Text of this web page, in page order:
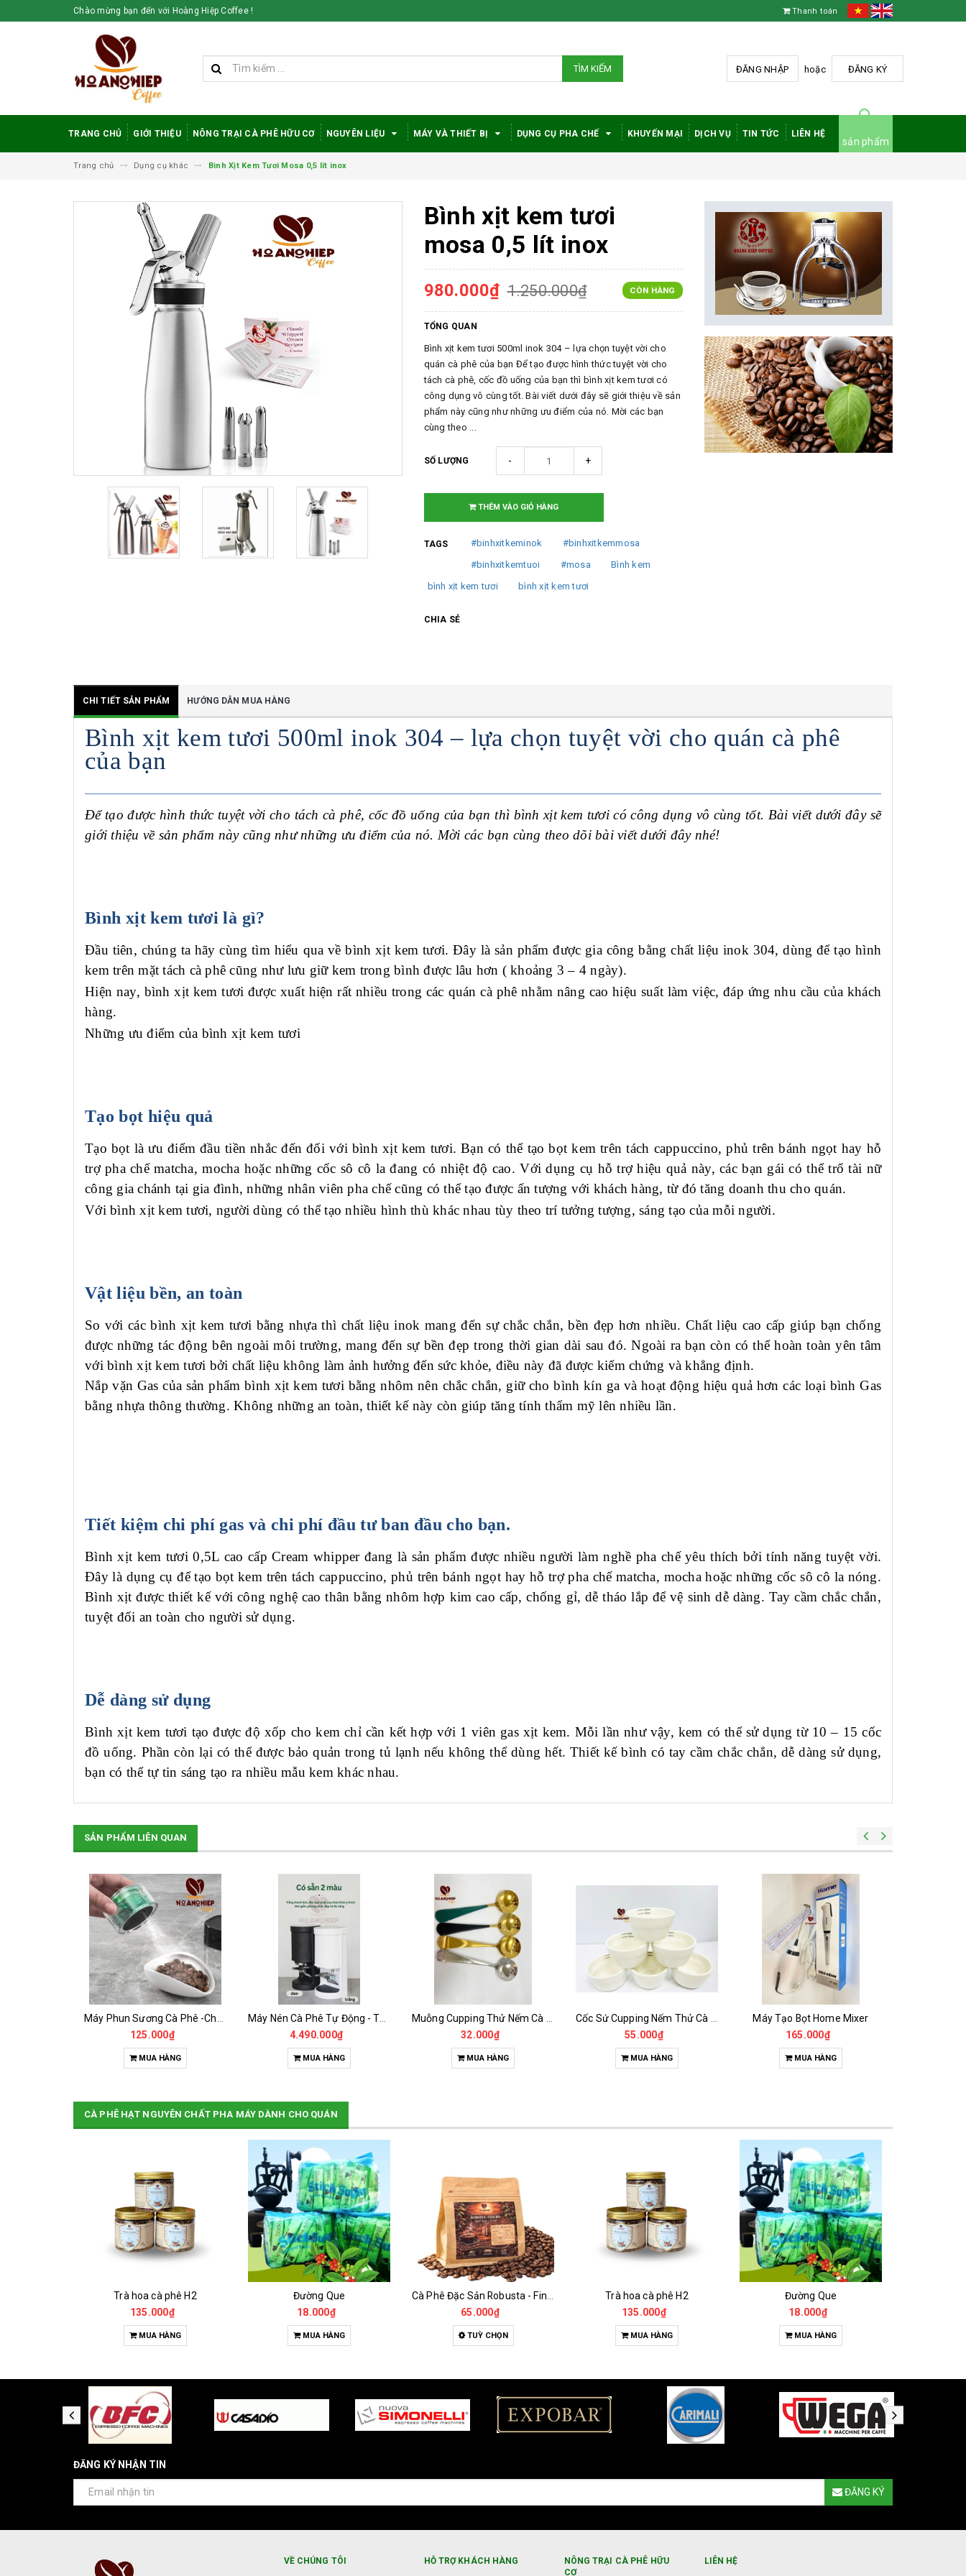
Chào mừng bạn đến với Hoàng Hiệp Coffee ! Thanh toán
TÌM KIẾM ĐĂNG NHẬP hoặc ĐĂNG KÝ
TRANG CHỦ GIỚI THIỆU NÔNG TRẠI CÀ PHÊ HỮU CƠ NGUYÊN LIỆU MÁY VÀ THIẾT BỊ DỤNG CỤ PHA CHẾ KHUYẾN MẠI DỊCH VỤ TIN TỨC LIÊN HỆ
sản phẩm
Trang chủ Dụng cụ khác Bình Xịt Kem Tươi Mosa 0,5 lít inox
Bình xịt kem tươi
mosa 0,5 lít inox
980.000₫ 1.250.000₫ CÒN HÀNG
TỔNG QUAN
Bình xịt kem tươi 500ml inok 304 – lựa chọn tuyệt vời cho
quán cà phê của bạn Để tạo được hình thức tuyệt vời cho
tách cà phê, cốc đồ uống của bạn thì bình xịt kem tươi có
công dụng vô cùng tốt. Bài viết dưới đây sẽ giới thiệu về sản
phẩm này cũng như những ưu điểm của nó. Mời các bạn
cùng theo ...
SỐ LƯỢNG - +
THÊM VÀO GIỎ HÀNG
TAGS #binhxitkeminok
#binhxitkemmosa
#binhxitkemtuoi
#mosa
Bình kem
bình xịt kem tươi
bình xịt kem tươi
CHIA SẺ
CHI TIẾT SẢN PHẨM HƯỚNG DẪN MUA HÀNG
Bình xịt kem tươi 500ml inok 304 – lựa chọn tuyệt vời cho quán cà phê
của bạn
Để tạo được hình thức tuyệt vời cho tách cà phê, cốc đồ uống của bạn thì bình xịt kem tươi có công dụng vô cùng tốt. Bài viết dưới đây sẽ
giới thiệu về sản phẩm này cũng như những ưu điểm của nó. Mời các bạn cùng theo dõi bài viết dưới đây nhé!
Bình xịt kem tươi là gì?
Đầu tiên, chúng ta hãy cùng tìm hiểu qua về bình xịt kem tươi. Đây là sản phẩm được gia công bằng chất liệu inok 304, dùng để tạo hình
kem trên mặt tách cà phê cũng như lưu giữ kem trong bình được lâu hơn ( khoảng 3 – 4 ngày).
Hiện nay, bình xịt kem tươi được xuất hiện rất nhiều trong các quán cà phê nhằm nâng cao hiệu suất làm việc, đáp ứng nhu cầu của khách
hàng.
Những ưu điểm của bình xịt kem tươi
Tạo bọt hiệu quả
Tạo bọt là ưu điểm đầu tiền nhắc đến đối với bình xịt kem tươi.Bạn có thể tạo bọt kem trên tách cappuccino, phủ trên bánh ngọt hay hỗ
trợ pha chế matcha, mocha hoặc những cốc sô cô lađang có nhiệt độ cao. Với dụng cụ hỗ trợ hiệu quả này, các bạn gái có thể trổ tài nữ
công gia chánh tại gia đình, những nhân viên pha chế cũng có thể tạo được ấn tượng với khách hàng, từ đó tăng doanh thu cho quán.
Với bình xịt kem tươi, người dùng có thể tạo nhiều hình thù khác nhau tùy theo trí tưởng tượng, sáng tạo của mỗi người.
Vật liệu bền, an toàn
So với các bình xịt kem tươi bằng nhựa thì chất liệu inok mang đến sự chắc chắn, bền đẹp hơn nhiều. Chất liệu cao cấp giúp bạn chống
được những tác động bên ngoài môi trường, mang đến sự bền đẹp trong thời gian dài sau đó. Ngoài ra bạn còn có thể hoàn toàn yên tâm
với bình xịt kem tươi bởi chất liệu không làm ảnh hưởng đến sức khỏe, điều này đã được kiểm chứng và khẳng định.
Nắp vặn Gascủa sản phẩmbình xịt kem tươi bằng nhôm nên chắc chắn, giữ cho bình kín ga và hoạt động hiệu quả hơn các loại bình Gas
bằng nhựa thông thường. Không những an toàn, thiết kế này còn giúp tăng tính thẩm mỹ lên nhiều lần.
Tiết kiệm chi phí gas và chi phí đầu tư ban đầu cho bạn.
Bình xịt kem tươi 0,5L cao cấp Cream whipper đang là sản phẩm được nhiều người làm nghề pha chế yêu thích bởi tính năng tuyệt vời.
Đây là dụng cụ để tạo bọt kem trên tách cappuccino, phủ trên bánh ngọt hay hỗ trợ pha chế matcha, mocha hoặc những cốc sô cô la nóng.
Bình xịt được thiết kế với công nghệ cao thân bằng nhôm hợp kim cao cấp, chống gỉ, dễ tháo lắp để vệ sinh dễ dàng. Tay cầm chắc chắn,
tuyệt đối an toàn cho người sử dụng.
Dễ dàng sử dụng
Bình xịt kem tươi tạo được độ xốp cho kem chỉ cần kết hợp với 1 viên gas xịt kem. Mỗi lần như vậy, kem có thể sử dụng từ 10 – 15 cốc
đồ uống. Phần còn lại có thểđược bảo quản trong tủ lạnh nếu không thể dùng hết. Thiết kế bình có tay cầm chắc chắn, dễ dàng sử dụng,
bạn có thể tự tin sáng tạo ra nhiều mẫu kem khác nhau.
SẢN PHẨM LIÊN QUAN
125.000₫
MUA HÀNG
Máy Nén Cà Phê Tự Động - Tamper Electric 58MM
4.490.000₫
MUA HÀNG
32.000₫
MUA HÀNG
55.000₫
MUA HÀNG
Máy Tạo Bọt Home Mixer
165.000₫
MUA HÀNG
CÀ PHÊ HẠT NGUYÊN CHẤT PHA MÁY DÀNH CHO QUÁN
Trà hoa cà phê H2
135.000₫
MUA HÀNG
Đường Que
18.000₫
MUA HÀNG
65.000₫
TUỲ CHỌN
Trà hoa cà phê H2
135.000₫
MUA HÀNG
Đường Que
18.000₫
MUA HÀNG
ĐĂNG KÝ NHẬN TIN
ĐĂNG KÝ
VỀ CHÚNG TÔI
HỖ TRỢ KHÁCH HÀNG
NÔNG TRẠI CÀ PHÊ HỮU
CƠ
LIÊN HỆ